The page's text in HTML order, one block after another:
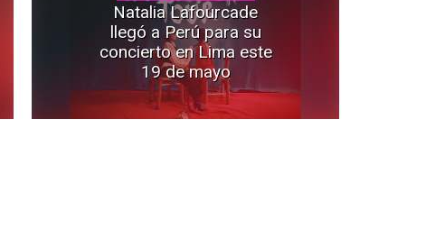
Natalia Lafourcade
llegó a Perú para su
concierto en Lima este
19 de mayo